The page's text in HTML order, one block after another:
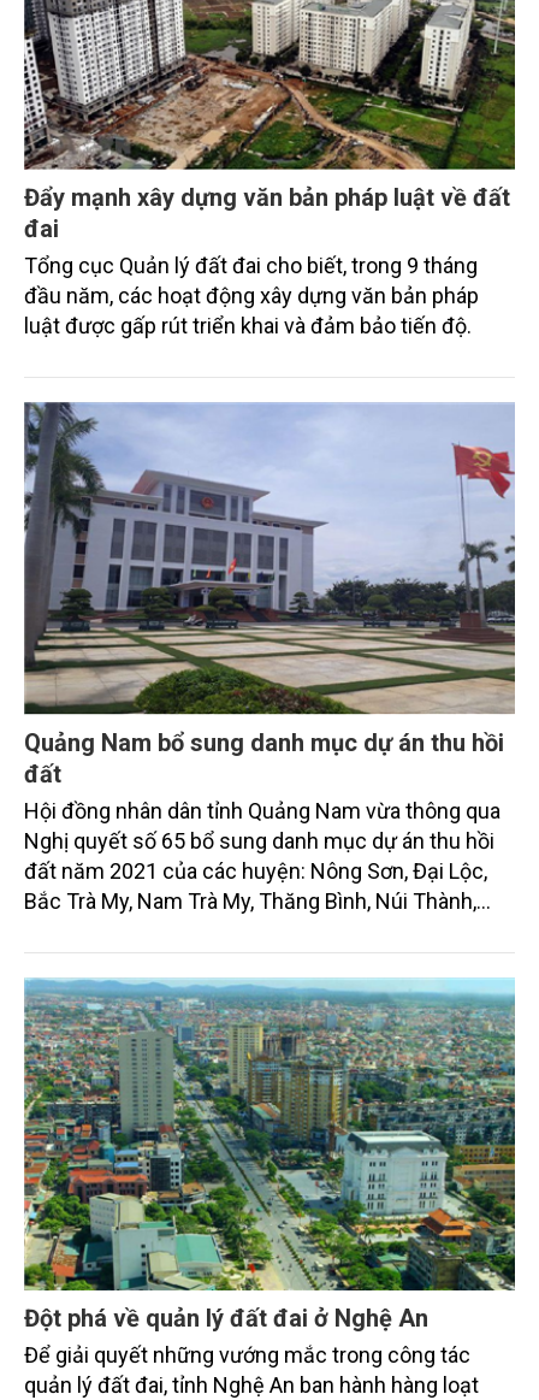
Đẩy mạnh xây dựng văn bản pháp luật về đất
đai
Tổng cục Quản lý đất đai cho biết, trong 9 tháng
đầu năm, các hoạt động xây dựng văn bản pháp
luật được gấp rút triển khai và đảm bảo tiến độ.
Quảng Nam bổ sung danh mục dự án thu hồi
đất
Hội đồng nhân dân tỉnh Quảng Nam vừa thông qua
Nghị quyết số 65 bổ sung danh mục dự án thu hồi
đất năm 2021 của các huyện: Nông Sơn, Đại Lộc,
Bắc Trà My, Nam Trà My, Thăng Bình, Núi Thành,
Đột phá về quản lý đất đai ở Nghệ An
Để giải quyết những vướng mắc trong công tác
quản lý đất đai, tỉnh Nghệ An ban hành hàng loạt